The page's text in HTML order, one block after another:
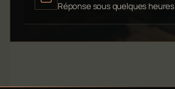
Réponse sous quelques heures